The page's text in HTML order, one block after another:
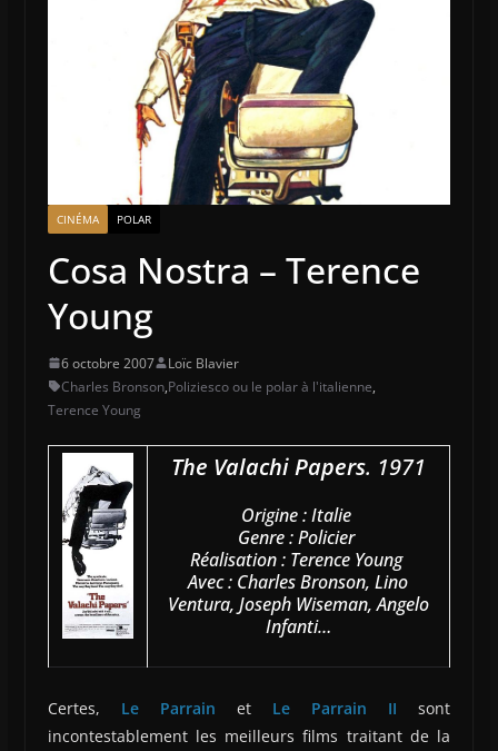
CINÉMA POLAR
Cosa Nostra – Terence
Young
6 octobre 2007
Loïc Blavier
Charles Bronson,Poliziesco ou le polar à l'italienne,
Terence Young
The Valachi Papers. 1971
Origine : Italie
Genre : Policier
Réalisation : Terence Young
Avec : Charles Bronson, Lino
Ventura, Joseph Wiseman, Angelo
Infanti…
Certes, Le Parrain et Le Parrain II sont
incontestablement les meilleurs films traitant de la